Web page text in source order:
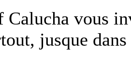
vous
jusque